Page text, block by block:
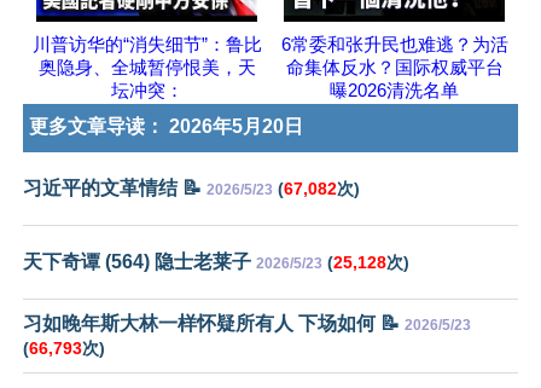
川普访华的“消失细节”：鲁比
奥隐身、全城暂停恨美，天
坛冲突：
6常委和张升民也难逃？为活
命集体反水？国际权威平台
曝2026清洗名单
更多文章导读： 2026年5月20日
习近平的文革情结 📝 2026/5/23 (67,082次)
天下奇谭 (564) 隐士老莱子 2026/5/23 (25,128次)
习如晚年斯大林一样怀疑所有人 下场如何 📝 2026/5/23
(66,793次)